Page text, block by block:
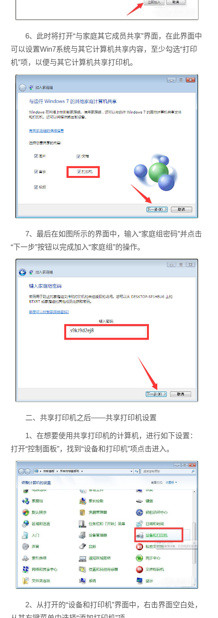
6、此时将打开“与家庭其它成员共享”界面，在此界面中
可以设置Win7系统与其它计算机共享内容，至少勾选“打印
机”项，以便与其它计算机共享打印机。
7、最后在如图所示的界面中，输入“家庭组密码”并点击
“下一步”按钮以完成加入“家庭组”的操作。
二、共享打印机之后——共享打印机设置
1、在想要使用共享打印机的计算机，进行如下设置：
打开“控制面板”，找到“设备和打印机”项点击进入。
2、从打开的“设备和打印机”界面中，右击界面空白处，